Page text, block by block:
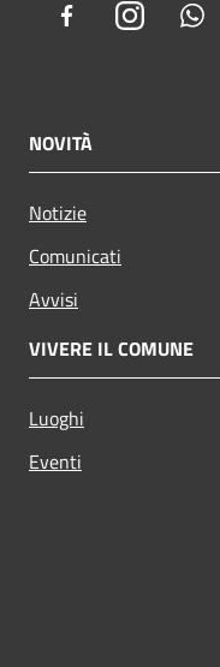
FacebookInstagram
NOVITÀ
Notizie
Comunicati
Avvisi
VIVERE IL COMUNE
Luoghi
Eventi